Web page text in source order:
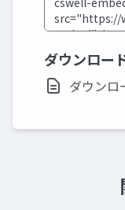
ダウンロー
ダウンロ